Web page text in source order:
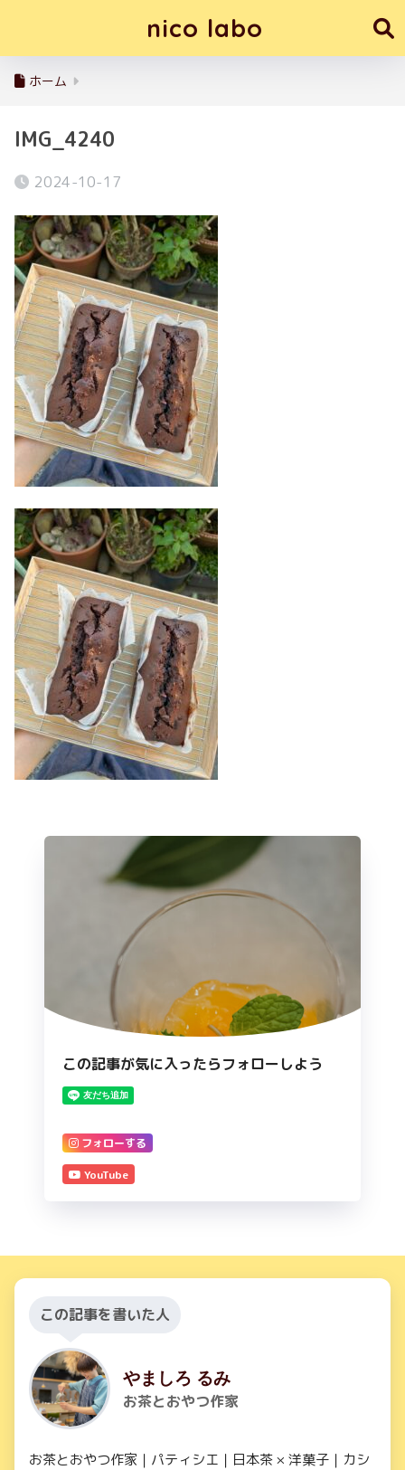
nico labo
ホーム
IMG_4240
2024-10-17
この記事が気に入ったらフォローしよう
フォローする
YouTube
この記事を書いた人
やましろ るみ
お茶とおやつ作家
お茶とおやつ作家｜パティシエ｜日本茶 × 洋菓子｜カシ